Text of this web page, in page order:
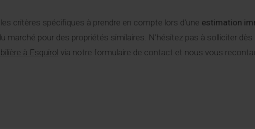
critères spécifiques à prendre en compte lors d'une estimation
marché pour des propriétés similaires. N'hésitez pas à solliciter dès
à Esquirol via notre formulaire de contact et nous vous